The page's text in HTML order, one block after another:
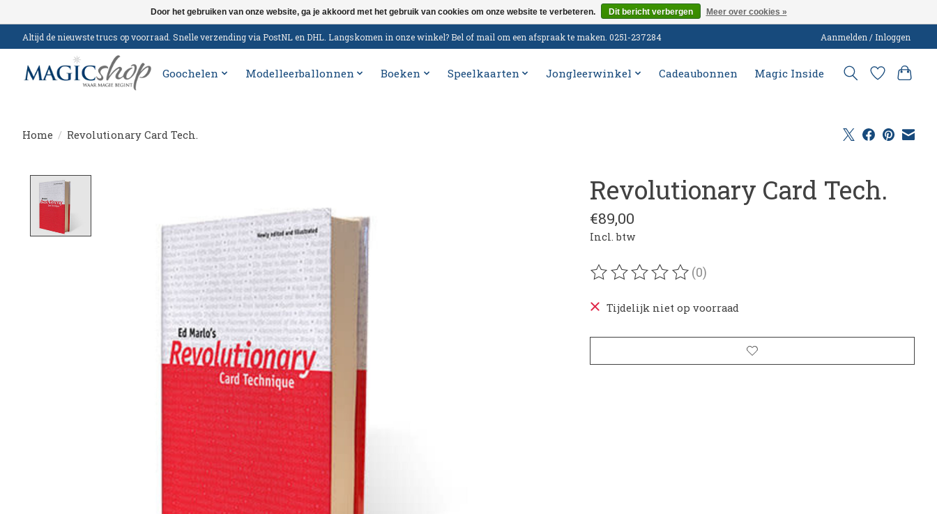
Altijd de nieuwste trucs op voorraad. Snelle verzending via PostNL en DHL. Langskomen in onze winkel? Bel of mail om een afspraak te maken. 0251-237284 Aanmelden / Inloggen
Goochelen Modelleerballonnen Boeken Speelkaarten Jongleerwinkel Cadeaubonnen Magic Inside
Home / Revolutionary Card Tech.
Revolutionary Card Tech.
€89,00
Incl. btw
De beoordeling van dit product is
(0)
Tijdelijk niet op voorraad
Door het gebruiken van onze website, ga je akkoord met het gebruik van cookies om onze website te verbeteren. Dit bericht verbergen Meer over cookies »